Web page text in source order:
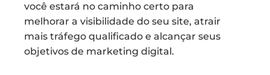
você estará no caminho certo para
melhorar a visibilidade do seu site, atrair
mais tráfego qualificado e alcançar seus
objetivos de marketing digital.